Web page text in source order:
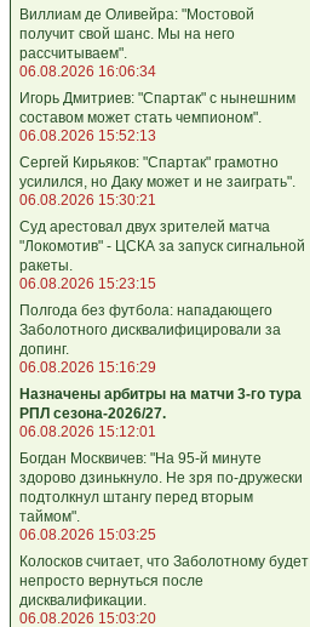
Виллиам де Оливейра: "Мостовой
получит свой шанс. Мы на него
рассчитываем".
06.08.2026 16:06:34
Игорь Дмитриев: "Спартак" с нынешним
составом может стать чемпионом".
06.08.2026 15:52:13
Сергей Кирьяков: "Спартак" грамотно
усилился, но Даку может и не заиграть".
06.08.2026 15:30:21
Суд арестовал двух зрителей матча
"Локомотив" - ЦСКА за запуск сигнальной
ракеты.
06.08.2026 15:23:15
Полгода без футбола: нападающего
Заболотного дисквалифицировали за
допинг.
06.08.2026 15:16:29
Назначены арбитры на матчи 3-го тура
РПЛ сезона-2026/27.
06.08.2026 15:12:01
Богдан Москвичев: "На 95‑й минуте
здорово дзинькнуло. Не зря по‑дружески
подтолкнул штангу перед вторым
таймом".
06.08.2026 15:03:25
Колосков считает, что Заболотному будет
непросто вернуться после
дисквалификации.
06.08.2026 15:03:20